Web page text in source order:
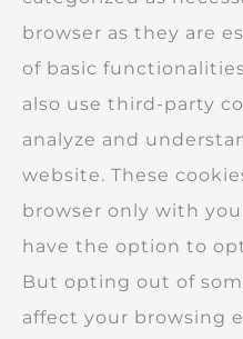
browser as they are
of basic
also use third-party
analyze and
website. These
browser only with
have the option to
But opting out of
affect your browsing